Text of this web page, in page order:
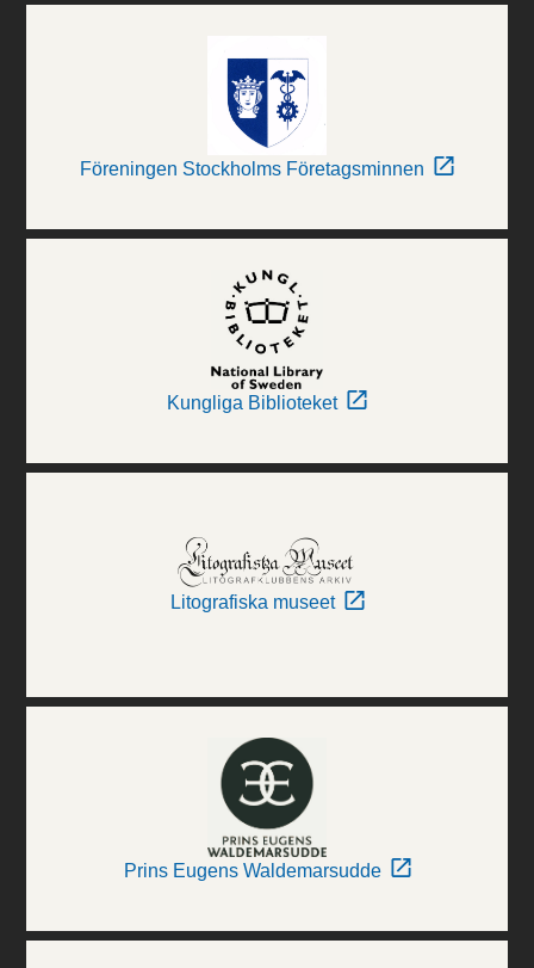
Föreningen Stockholms Företagsminnen
Kungliga Biblioteket
Litografiska museet
Prins Eugens Waldemarsudde